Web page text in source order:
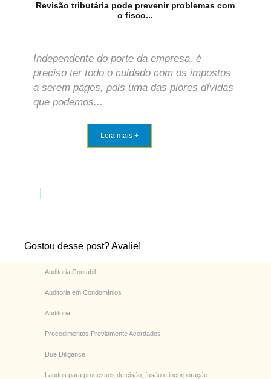
Revisão tributária pode prevenir problemas com
o fisco...
Independente do porte da empresa, é
preciso ter todo o cuidado com os impostos
a serem pagos, pois uma das piores dívidas
que podemos...
Leia mais +
Gostou desse post? Avalie!
Auditoria Contabil
Auditoria em Condomínios
Auditoria
Procedimentos Previamente Acordados
Due Diligence
Laudos para processos de cisão, fusão e incorporação.